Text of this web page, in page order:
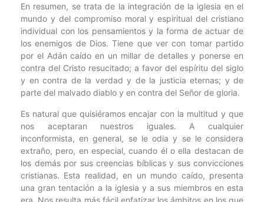
En resumen, se trata de la integración de la iglesia en el
mundo y del compromiso moral y espiritual del cristiano
individual con los pensamientos y la forma de actuar de
los enemigos de Dios. Tiene que ver con tomar partido
por el Adán caído en un millar de detalles y ponerse en
contra del Cristo resucitado; a favor del espíritu del siglo
y en contra de la verdad y de la justicia eternas; y de
parte del malvado diablo y en contra del Señor de gloria.
Es natural que quisiéramos encajar con la multitud y que
nos aceptaran nuestros iguales. A cualquier
inconformista, en general, se le odia y se le considera
extraño, pero, en especial, cuando él o ella destacan de
los demás por sus creencias bíblicas y sus convicciones
cristianas. Esta realidad, en un mundo caído, presenta
una gran tentación a la iglesia y a sus miembros en esta
era. Nos resulta más fácil enfatizar los ámbitos en los que